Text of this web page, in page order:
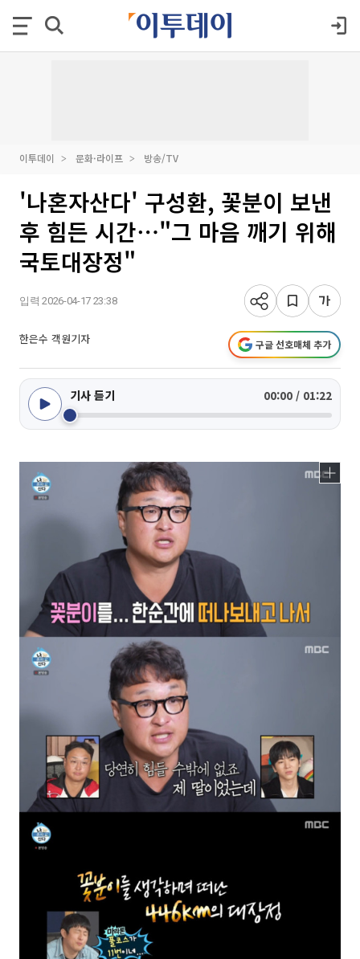
이투데이 문화·라이프 방송/TV
'나혼자산다' 구성환, 꽃분이 보낸
후 힘든 시간⋯"그 마음 깨기 위해
국토대장정"
입력 2026-04-17 23:38
한은수 객원기자 구글 선호매체 추가
기사 듣기 00:00 / 01:22